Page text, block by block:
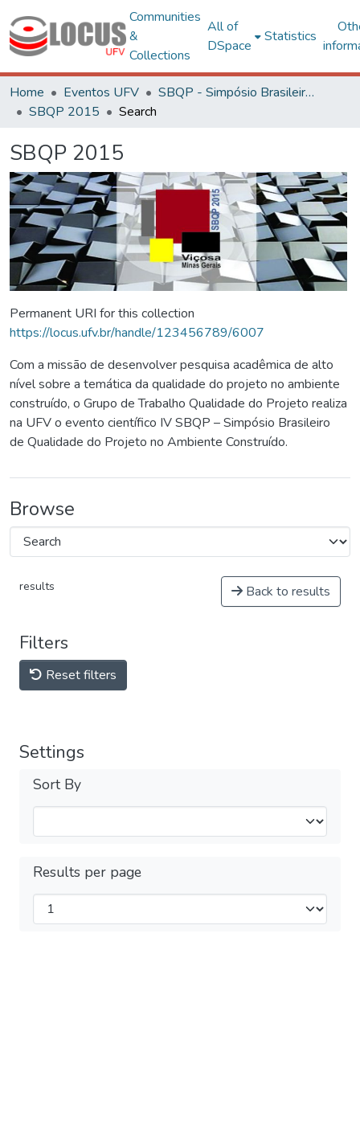
Communities
&
Collections
All of
DSpace
Statistics
Home Eventos UFV
SBQP - Simpósio Brasileiro de Qualidade do Projeto no Ambiente Construído
SBQP 2015
Search
SBQP 2015
Permanent URI for this collection
https://locus.ufv.br/handle/123456789/6007
Com a missão de desenvolver pesquisa acadêmica de alto
nível sobre a temática da qualidade do projeto no ambiente
construído, o Grupo de Trabalho Qualidade do Projeto realiza
na UFV o evento científico IV SBQP – Simpósio Brasileiro
de Qualidade do Projeto no Ambiente Construído.
Browse
results Back to results
Filters
Reset filters
Settings
Sort By
Results per page